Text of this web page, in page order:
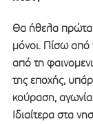
Θα ήθελα πρώτα
μόνοι. Πίσω από
από τη
της εποχής,
κούραση,
Ιδιαίτερα στα